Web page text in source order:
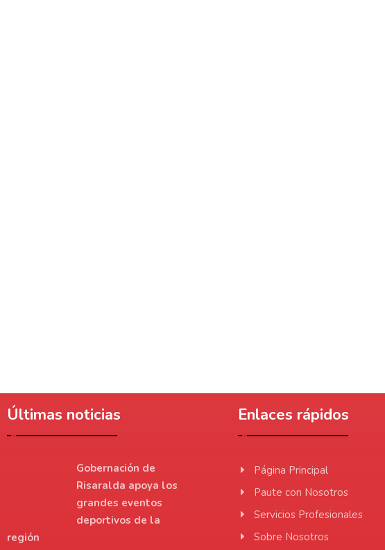
Últimas noticias
Gobernación de
Risaralda apoya los
grandes eventos
deportivos de la
región
Enlaces rápidos
Página Principal
Paute con Nosotros
Servicios Profesionales
Sobre Nosotros